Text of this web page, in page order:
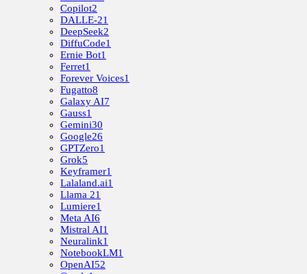
Copilot2
DALLE-21
DeepSeek2
DiffuCode1
Ernie Bot1
Ferret1
Forever Voices1
Fugatto8
Galaxy AI7
Gauss1
Gemini30
Google26
GPTZero1
Grok5
Keyframer1
Lalaland.ai1
Llama 21
Lumiere1
Meta AI6
Mistral AI1
Neuralink1
NotebookLM1
OpenAI52